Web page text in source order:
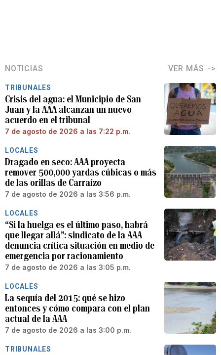
NOTICIAS VER MÁS
TRIBUNALES
Crisis del agua: el Municipio de San
Juan y la AAA alcanzan un nuevo
acuerdo en el tribunal
7 de agosto de 2026 a las 7:22 p.m.
LOCALES
Dragado en seco: AAA proyecta
remover 500,000 yardas cúbicas o más
de las orillas de Carraízo
7 de agosto de 2026 a las 3:56 p.m.
LOCALES
“Si la huelga es el último paso, habrá
que llegar allá”: sindicato de la AAA
denuncia crítica situación en medio de
emergencia por racionamiento
7 de agosto de 2026 a las 3:05 p.m.
LOCALES
La sequía del 2015: qué se hizo
entonces y cómo compara con el plan
actual de la AAA
7 de agosto de 2026 a las 3:00 p.m.
TRIBUNALES